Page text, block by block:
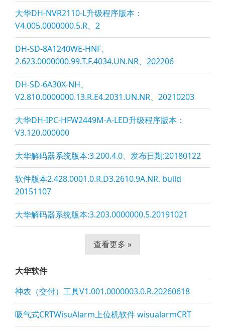
大华DH-NVR2110-L升级程序版本：
V4.005.0000000.5.R、2
DH-SD-8A1240WE-HNF、
2.623.0000000.99.T.F.4034.UN.NR、202206
DH-SD-6A30X-NH、
V2.810.0000000.13.R.E4.2031.UN.NR、20210203
大华DH-IPC-HFW2449M-A-LED升级程序版本：
V3.120.000000
大华解码器系统版本:3.200.4.0、发布日期:20180122
软件版本2.428.0001.0.R.D3.2610.9A.NR, build
20151107
大华解码器系统版本:3.203.0000000.5.20191021
查看更多 »
大华软件
神农（交付）工具V1.001.0000003.0.R.20260618
吸气式CRTWisuAlarm上位机软件 wisualarmCRT